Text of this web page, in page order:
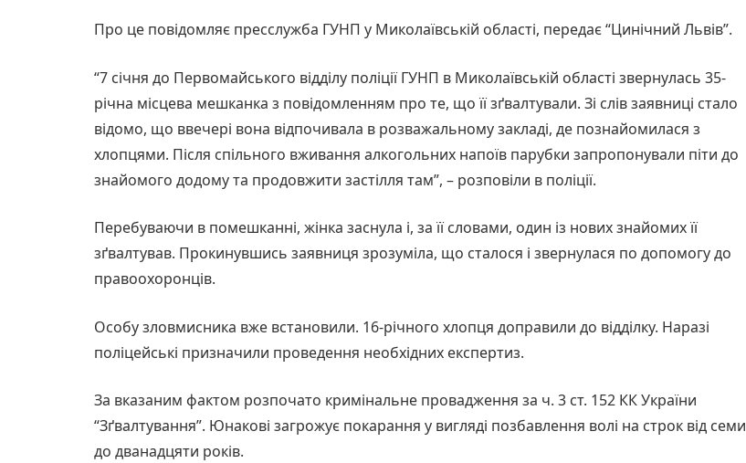
Про це повідомляє пресслужба ГУНП у Миколаївській області, передає “Цинічний Львів”.
“7 січня до Первомайського відділу поліції ГУНП в Миколаївській області звернулась 35-
річна місцева мешканка з повідомленням про те, що її зґвалтували. Зі слів заявниці стало
відомо, що ввечері вона відпочивала в розважальному закладі, де познайомилася з
хлопцями. Після спільного вживання алкогольних напоїв парубки запропонували піти до
знайомого додому та продовжити застілля там”, – розповіли в поліції.
Перебуваючи в помешканні, жінка заснула і, за її словами, один із нових знайомих її
зґвалтував. Прокинувшись заявниця зрозуміла, що сталося і звернулася по допомогу до
правоохоронців.
Особу зловмисника вже встановили. 16-річного хлопця доправили до відділку. Наразі
поліцейські призначили проведення необхідних експертиз.
За вказаним фактом розпочато кримінальне провадження за ч. 3 ст. 152 КК України
“Зґвалтування”. Юнакові загрожує покарання у вигляді позбавлення волі на строк від семи
до дванадцяти років.